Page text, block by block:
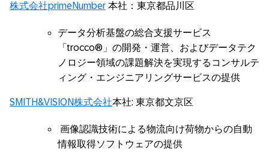
株式会社primeNumber 本社：東京都品川区
データ分析基盤の総合支援サービス
「trocco®」の開発・運営、およびデータテク
ノロジー領域の課題解決を実現するコンサルテ
ィング・エンジニアリングサービスの提供
SMITH&VISION株式会社本社: 東京都文京区
画像認識技術による物流向け荷物からの自動
情報取得ソフトウェアの提供